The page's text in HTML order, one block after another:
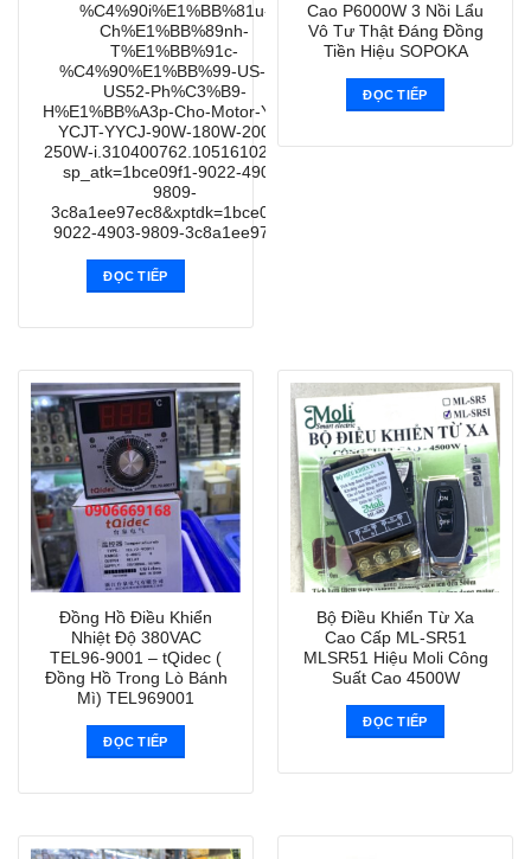
%C4%90i%E1%BB%81u-
Ch%E1%BB%89nh-
T%E1%BB%91c-
%C4%90%E1%BB%99-US-52-
US52-Ph%C3%B9-
H%E1%BB%A3p-Cho-Motor-YYPJ-
YCJT-YYCJ-90W-180W-200W-
250W-i.310400762.10516102853?
sp_atk=1bce09f1-9022-4903-
9809-
3c8a1ee97ec8&xptdk=1bce09f1-
9022-4903-9809-3c8a1ee97ec8
ĐỌC TIẾP
Cao P6000W 3 Nồi Lẩu
Vô Tư Thật Đáng Đồng
Tiền Hiệu SOPOKA
ĐỌC TIẾP
Đồng Hồ Điều Khiển
Nhiệt Độ 380VAC
TEL96-9001 – tQidec (
Đồng Hồ Trong Lò Bánh
Mì) TEL969001
ĐỌC TIẾP
Bộ Điều Khiển Từ Xa
Cao Cấp ML-SR51
MLSR51 Hiệu Moli Công
Suất Cao 4500W
ĐỌC TIẾP